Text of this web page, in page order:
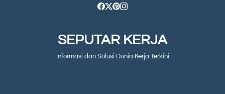
SEPUTAR KERJA
Informasi dan Solusi Dunia Kerja Terkini